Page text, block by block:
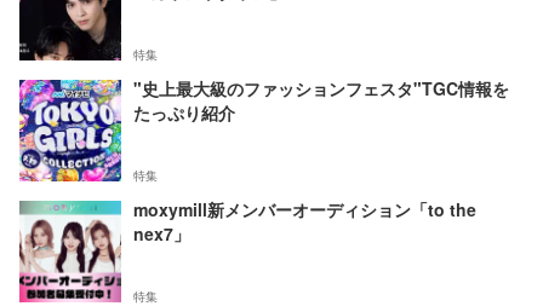
特集
"史上最大級のファッションフェスタ"TGC情報を
たっぷり紹介
特集
moxymill新メンバーオーディション「to the
nex7」
特集